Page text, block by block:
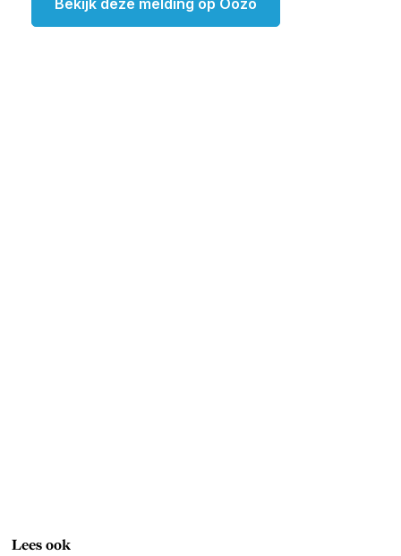
Bekijk deze melding op Oozo
Lees ook